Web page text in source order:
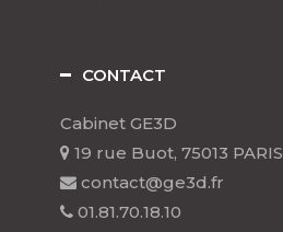
CONTACT
Cabinet GE3D
19 rue Buot, 75013 PARIS
contact@ge3d.fr
01.81.70.18.10